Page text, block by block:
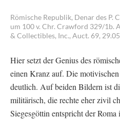
Römische Republik, Denar des P.
um 100 v. Chr. Crawford 329/1b.
& Collectibles, Inc., Auct. 69,
Hier setzt der Genius des
einen Kranz auf. Die
deutlich. Auf beiden Bildern ist
militärisch, die rechte eher zivil
Siegesgöttin entspricht der